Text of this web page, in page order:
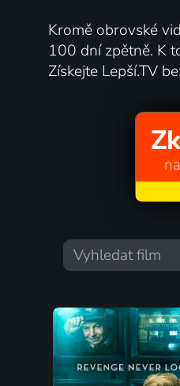
Kromě obrovské
100 dní zpětně. K
Získejte Lepší.TV